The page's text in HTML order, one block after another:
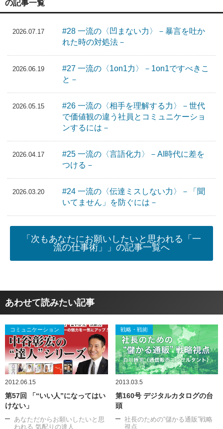
の記事一覧
2026.07.17
#28 一流の〈凹まない力〉－暴言を吐か
れた時の対処法－
2026.06.19
#27 一流の〈1on1力〉－1on1ですべきこ
と－
2026.05.15
#26 一流の〈相手を理解する力〉－世代
で価値観の違う社員とコミュニケーショ
ンするには－
2026.04.17
#25 一流の〈言語化力〉－AI時代に差を
つける－
2026.03.20
#24 一流の〈伝達ミスしない力〉－「聞
いてません」を防ぐには－
「次もあなたにお願いしたいと思われる「一
流の仕事術」」の記事一覧へ
あわせて読みたい記事
コミュニケーション
2012.06.15
第57回 「“いい人”になってはい
けない」
あなただからお願いしたいと思
われる 気配りの達人
戦略・戦術
2013.03.5
第160号 デジタルカタログの台
頭
社長のための“儲かる通販”戦略
視点